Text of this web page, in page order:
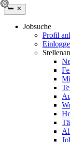
Jobsuche
Profil